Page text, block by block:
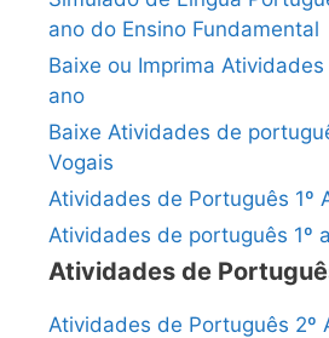
ano do Ensino Fundamental
Baixe ou Imprima
ano
Baixe Atividades de
Vogais
Atividades de Português 1º
Atividades de português 1º
Atividades de
Atividades de Português 2º